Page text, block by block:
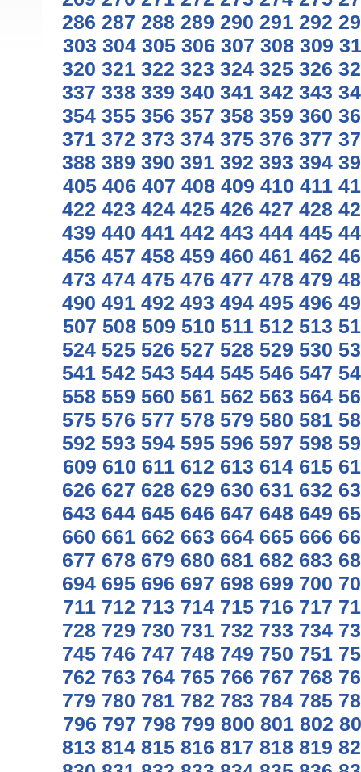
286 287 288 289 290 291 292
303 304 305 306 307 308 309
320 321 322 323 324 325 326
337 338 339 340 341 342 343
354 355 356 357 358 359 360
371 372 373 374 375 376 377
388 389 390 391 392 393 394
405 406 407 408 409 410 411
422 423 424 425 426 427 428
439 440 441 442 443 444 445
456 457 458 459 460 461 462
473 474 475 476 477 478 479
490 491 492 493 494 495 496
507 508 509 510 511 512 513
524 525 526 527 528 529 530
541 542 543 544 545 546 547
558 559 560 561 562 563 564
575 576 577 578 579 580 581
592 593 594 595 596 597 598
609 610 611 612 613 614 615
626 627 628 629 630 631 632
643 644 645 646 647 648 649
660 661 662 663 664 665 666
677 678 679 680 681 682 683
694 695 696 697 698 699 700
711 712 713 714 715 716 717
728 729 730 731 732 733 734
745 746 747 748 749 750 751
762 763 764 765 766 767 768
779 780 781 782 783 784 785
796 797 798 799 800 801 802
813 814 815 816 817 818 819